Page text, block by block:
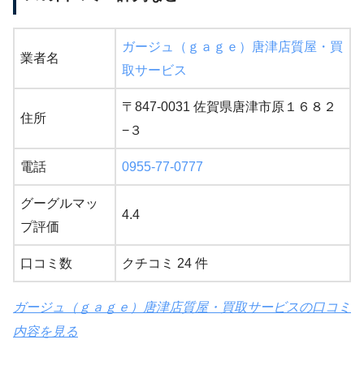
業者名
ガージュ（ｇａｇｅ）唐津店質屋・買
取サービス
住所
〒847-0031 佐賀県唐津市原１６８２
−３
電話 0955-77-0777
グーグルマッ
プ評価
4.4
口コミ数 クチコミ 24 件
ガージュ（ｇａｇｅ）唐津店質屋・買取サービスの口コミ
内容を見る